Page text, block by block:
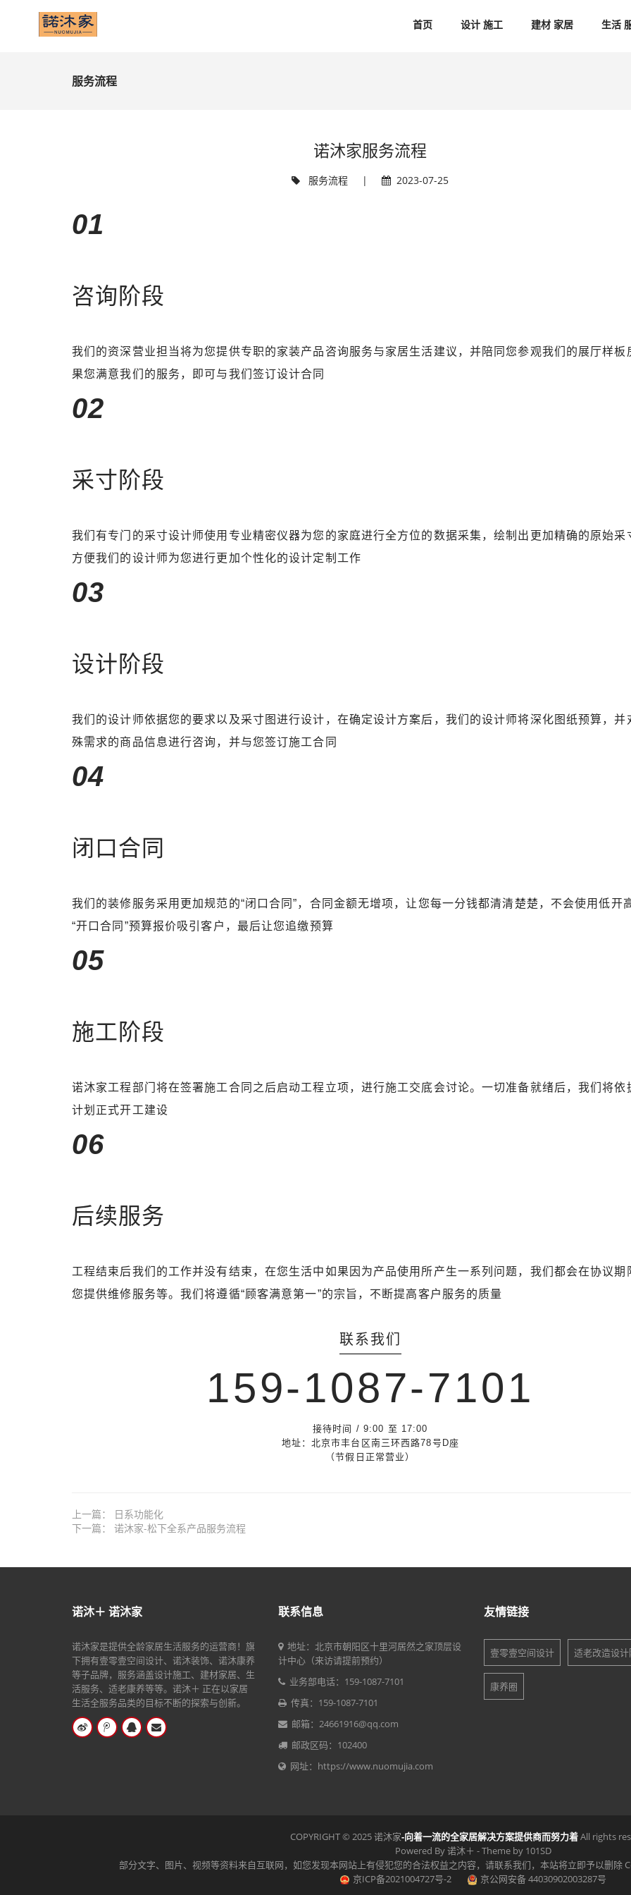
首页 设计 施工 建材 家居 生活
服务流程
诺沐家服务流程
服务流程 | 2023-07-25
01
咨询阶段
我们的资深营业担当将为您提供专职的家装产品咨询服务与家居生活建议，并陪同您参观我们的展厅样板
果您满意我们的服务，即可与我们签订设计合同
02
采寸阶段
我们有专门的采寸设计师使用专业精密仪器为您的家庭进行全方位的数据采集，绘制出更加精确的原始采
方便我们的设计师为您进行更加个性化的设计定制工作
03
设计阶段
我们的设计师依据您的要求以及采寸图进行设计，在确定设计方案后，我们的设计师将深化图纸预算，并
殊需求的商品信息进行咨询，并与您签订施工合同
04
闭口合同
我们的装修服务采用更加规范的“闭口合同”，合同金额无增项，让您每一分钱都清清楚楚，不会使用低开
“开口合同”预算报价吸引客户，最后让您追缴预算
05
施工阶段
诺沐家工程部门将在签署施工合同之后启动工程立项，进行施工交底会讨论。一切准备就绪后，我们将依
计划正式开工建设
06
后续服务
工程结束后我们的工作并没有结束，在您生活中如果因为产品使用所产生一系列问题，我们都会在协议期
您提供维修服务等。我们将遵循“顾客满意第一”的宗旨，不断提高客户服务的质量
联系我们
159-1087-7101
接待时间 / 9:00 至 17:00
地址：北京市丰台区南三环西路78号D座
（节假日正常营业）
上一篇：
日系功能化
下一篇： 诺沐家-松下全系产品服务流程
诺沐＋ 诺沐家
诺沐家是提供全龄家居生活服务的运营商！旗
下拥有壹零壹空间设计、诺沐装饰、诺沐康养
等子品牌，服务涵盖设计施工、建材家居、生
活服务、适老康养等等。诺沐＋ 正在以家居
生活全服务品类的目标不断的探索与创新。
联系信息
地址：北京市朝阳区十里河居然之家顶层设
计中心（来访请提前预约）
业务部电话：159-1087-7101
传真：159-1087-7101
邮箱：24661916@qq.com
邮政区码：102400
网址：https://www.nuomujia.com
友情链接
壹零壹空间设计 适老改造设计
康养圈
COPYRIGHT © 2025 诺沐家-向着一流的全家居解决方案提供商而努力着All rights
Powered By诺沐＋ - Theme by 101SD
部分文字、图片、视频等资料来自互联网，如您发现本网站上有侵犯您的合法权益之内容，请联系我们，本站将立即予以删
京ICP备2021004727号-2
京公网安备 44030902003287号